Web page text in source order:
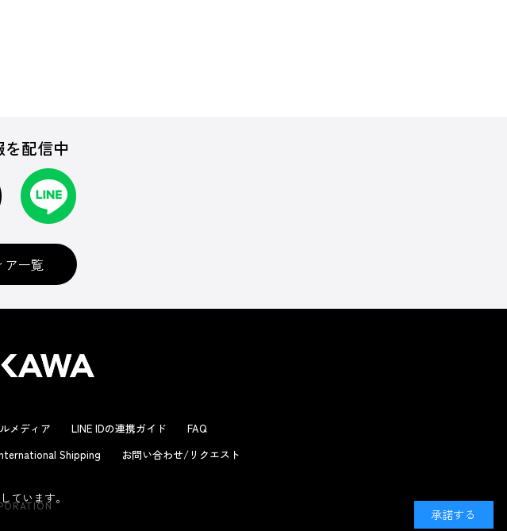
を配信中
ア一覧
メディア LINE IDの連携ガイド
FAQ
Shipping お問い合わせ/リクエスト
ています。
承諾する